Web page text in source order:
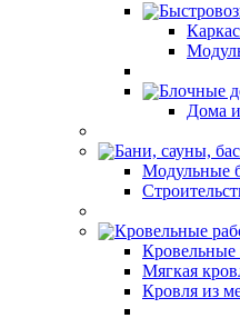
Блочные
Дома
Бани, сауны,
Модульные
Кровельные
Кровельные
Мягкая
Кровля из